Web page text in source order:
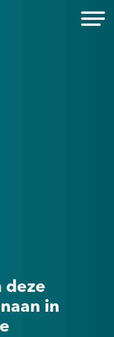
deze
in